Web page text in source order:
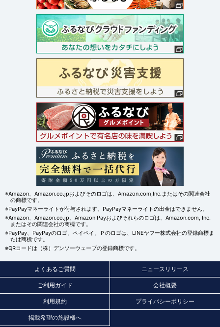
※Amazon、Amazon.co.jpおよびそのロゴは、Amazon.com,Inc.またはその関連会社
の商標です。
※PayPayマネーライトが付与されます。PayPayマネーライトの出金はできません。
※Amazon、Amazon.co.jp、Amazon Payおよびそれらのロゴは、Amazon.com, Inc.
またはその関連会社の商標です。
※PayPay、PayPayのロゴ、ペイペイ、Ｐのロゴは、LINEヤフー株式会社の登録商標ま
たは商標です。
※QRコードは（株）デンソーウェーブの登録商標です。
よくあるご質問 ニュースリリース
ご利用ガイド 会社概要
利用規約 プライバシーポリシー
掲載希望の施設様へ